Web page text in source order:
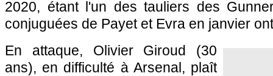
2020, étant l'un des tauliers des
conjuguées de Payet et Evra en janvier
En attaque, Olivier Giroud (30
ans), en difficulté à Arsenal, plaît